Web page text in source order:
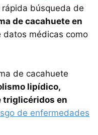
búsqueda de
de cacahuete en
datos médicas como
de cacahuete
lipídico,
triglicéridos en
de enfermedades